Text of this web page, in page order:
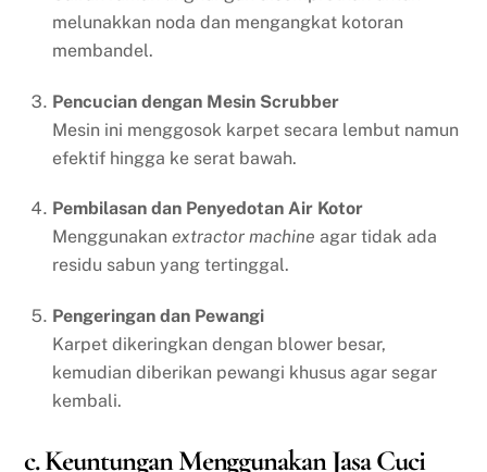
melunakkan noda dan mengangkat kotoran
membandel.
Pencucian dengan Mesin Scrubber
Mesin ini menggosok karpet secara lembut namun
efektif hingga ke serat bawah.
Pembilasan dan Penyedotan Air Kotor
Menggunakan extractor machine agar tidak ada
residu sabun yang tertinggal.
Pengeringan dan Pewangi
Karpet dikeringkan dengan blower besar,
kemudian diberikan pewangi khusus agar segar
kembali.
c. Keuntungan Menggunakan Jasa Cuci